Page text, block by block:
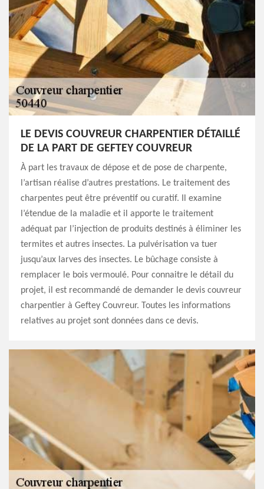
LE DEVIS COUVREUR CHARPENTIER DÉTAILLÉ
DE LA PART DE GEFTEY COUVREUR
À part les travaux de dépose et de pose de charpente,
l’artisan réalise d’autres prestations. Le traitement des
charpentes peut être préventif ou curatif. Il examine
l’étendue de la maladie et il apporte le traitement
adéquat par l’injection de produits destinés à éliminer les
termites et autres insectes. La pulvérisation va tuer
jusqu’aux larves des insectes. Le bûchage consiste à
remplacer le bois vermoulé. Pour connaitre le détail du
projet, il est recommandé de demander le devis couvreur
charpentier à Geftey Couvreur. Toutes les informations
relatives au projet sont données dans ce devis.